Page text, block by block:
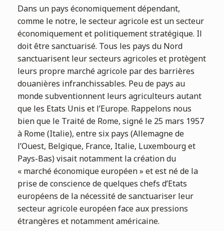
Dans un pays économiquement dépendant,
comme le notre, le secteur agricole est un secteur
économiquement et politiquement stratégique. Il
doit être sanctuarisé. Tous les pays du Nord
sanctuarisent leur secteurs agricoles et protègent
leurs propre marché agricole par des barrières
douanières infranchissables. Peu de pays au
monde subventionnent leurs agriculteurs autant
que les Etats Unis et l’Europe. Rappelons nous
bien que le Traité de Rome, signé le 25 mars 1957
à Rome (Italie), entre six pays (Allemagne de
l’Ouest, Belgique, France, Italie, Luxembourg et
Pays-Bas) visait notamment la création du
« marché économique européen » et est né de la
prise de conscience de quelques chefs d’Etats
européens de la nécessité de sanctuariser leur
secteur agricole européen face aux pressions
étrangères et notamment américaine.